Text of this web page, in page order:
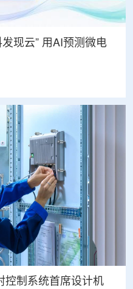
现云” 用AI预测微电
控制系统首席设计机